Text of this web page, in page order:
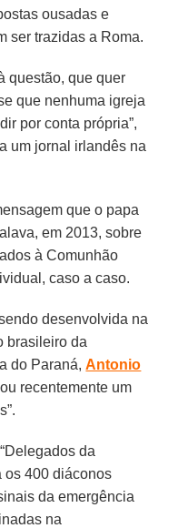
ousadas e
ser trazidas a Roma.
questão, que quer
que nenhuma igreja
por conta própria”,
um jornal irlandês na
que o papa
em 2013, sobre
à Comunhão
caso a caso.
desenvolvida na
brasileiro da
do Paraná,Antonio
recentemente um
da
os 400 diáconos
da emergência
na